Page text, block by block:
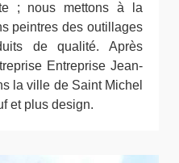
; nous mettons à la
peintres des outillages
de qualité. Après
Entreprise Jean-
la ville de Saint Michel
et plus design.